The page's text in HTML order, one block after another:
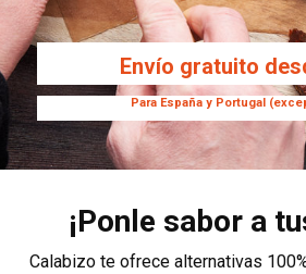
Envío gratuito
Para España y Portugal
¡Ponle sabor a
Calabizo te ofrece alternativas